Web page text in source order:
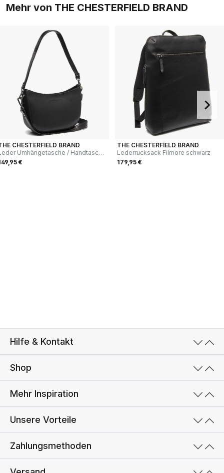
Mehr von THE CHESTERFIELD BRAND
CHESTERFIELD BRAND
Umhängetasche / Handtasche
schwarz
€
THE CHESTERFIELD BRAND
Lederrucksack Filmore schwarz
179,95 €
Hilfe & Kontakt
Shop
Mehr Inspiration
Unsere Vorteile
Zahlungsmethoden